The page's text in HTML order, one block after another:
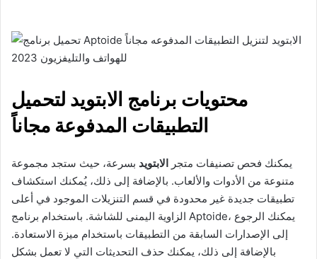
محتويات برنامج الابتويد لتحميل
التطبيقات المدفوعة مجاناً
يمكنك فحص تصنيفات متجر الابتويد بسرعة، حيث ستجد مجموعة
متنوعة من الأدوات والألعاب. بالإضافة إلى ذلك، يُمكنك استكشاف
تطبيقات جديدة غير محدودة في قسم التنزيلات الموجود في أعلى
الزاوية اليمنى للشاشة. باستخدام برنامج Aptoide، يمكنك الرجوع
إلى الإصدارات السابقة من التطبيقات باستخدام ميزة الاستعادة.
بالإضافة إلى ذلك، يمكنك حذف التحديثات التي لا تعمل بشكل